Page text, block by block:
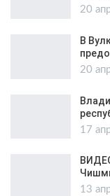
20
В
20
17
13